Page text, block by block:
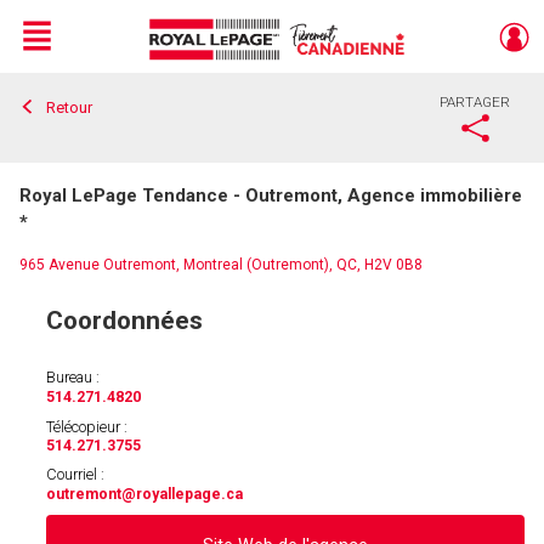
Live
En Direct
Menu
Retour PARTAGER
Royal LePage Tendance - Outremont, Agence immobilière
*
965 Avenue Outremont, Montreal (Outremont), QC, H2V 0B8
Coordonnées
Bureau :
514.271.4820
Télécopieur :
514.271.3755
Courriel :
outremont@royallepage.ca